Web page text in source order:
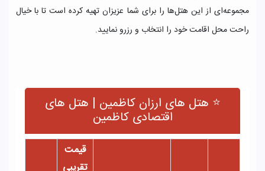
مجموعه‌ای از این هتل‌ها را برای شما عزیزان تهیه کرده است تا با خیال
راحت محل اقامت خود را انتخاب و رزرو نمایید.
⭐ هتل های ارزان کاظمین | هتل های
اقتصادی کاظمین
قیمت
تقریبی